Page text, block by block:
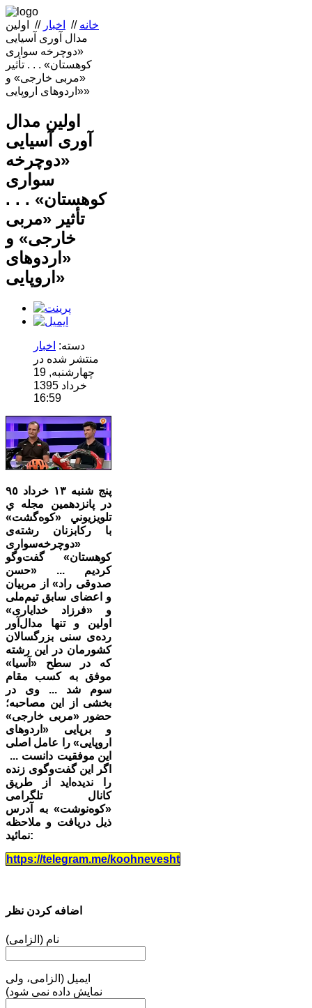
خانه // اخبار //
اولین
مدال آوری آسیایی
«دوچرخه سواری
کوهستان» . . . تأثیر
«مربی خارجی» و
«اردوهای اروپایی»
اولین مدال
آوری آسیایی
«دوچرخه
سواری
کوهستان» . . .
تأثیر «مربی
خارجی» و
«اردوهای
اروپایی»
دسته: اخبار
منتشر شده در
چهارشنبه, 19
خرداد 1395
16:59
پنج شنبه ١٣ خرداد ٩٥
در پانزدهمين مجله ي
تلويزيوني «كوه‌گشت»
با ركابزنان رشته‌ی
«دوچرخه‌سواری
کوهستان» گفت‌وگو
کردیم ... «حسن
صدوقی راد» از مربیان
و اعضای سابق تیم‌ملی
و «فرزاد خدایاری»
اولین و تنها مدال‌آور
رده‌ی سنی بزرگسالان
کشورمان در این رشته
که در سطح «آسیا»
موفق به کسب مقام
سوم شد ... وی در
بخشی از این مصاحبه؛
حضور «مربی خارجی»
و برپایی «اردوهای
اروپایی» را عامل اصلی
این موفقیت دانست ...
اگر این گفت‌وگوی زنده
را ندیده‌اید از طریق
کانال تلگرامی
«کوه‌نوشت» به آدرس
ذیل دریافت و ملاحظه
نمائید:
https://telegram.me/koohnevesht
اضافه کردن نظر
نام (الزامی)
ایمیل (الزامی، ولی
نمایش داده نمی شود)